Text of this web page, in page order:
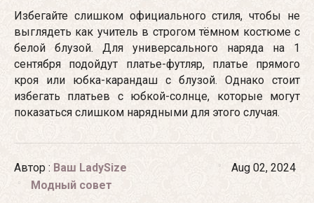
Избегайте слишком официального стиля, чтобы не
выглядеть как учитель в строгом тёмном костюме с
белой блузой. Для универсального наряда на 1
сентября подойдут платье-футляр, платье прямого
кроя или юбка-карандаш с блузой. Однако стоит
избегать платьев с юбкой-солнце, которые могут
показаться слишком нарядными для этого случая.
Автор : Ваш LadySize Aug 02, 2024
Модный совет